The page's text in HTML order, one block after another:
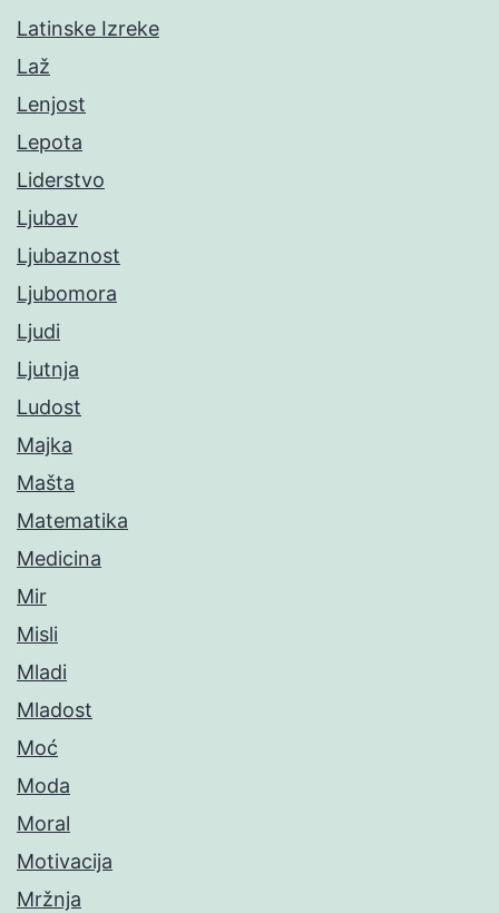
Latinske Izreke
Laž
Lenjost
Lepota
Liderstvo
Ljubav
Ljubaznost
Ljubomora
Ljudi
Ljutnja
Ludost
Majka
Mašta
Matematika
Medicina
Mir
Misli
Mladi
Mladost
Moć
Moda
Moral
Motivacija
Mržnja